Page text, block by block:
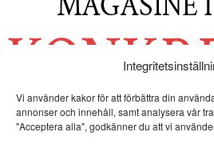
Vi använder kakor för att förbättra din
annonser och innehåll, samt analysera vår
"Acceptera alla", godkänner du att vi